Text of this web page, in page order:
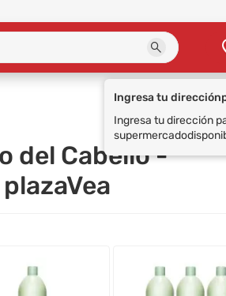
del Cabello -